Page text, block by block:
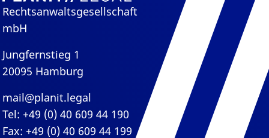
Rechtsanwaltsgesellschaft
mbH
Jungfernstieg 1
20095 Hamburg
mail@planit.legal
Tel: +49 (0) 40 609 44 190
Fax: +49 (0) 40 609 44 199